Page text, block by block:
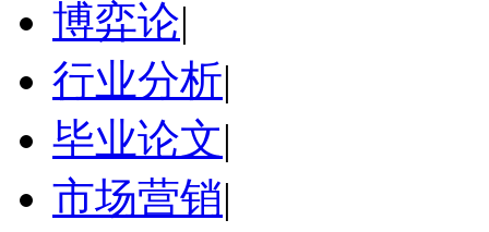
博弈论|
行业分析|
毕业论文|
市场营销|